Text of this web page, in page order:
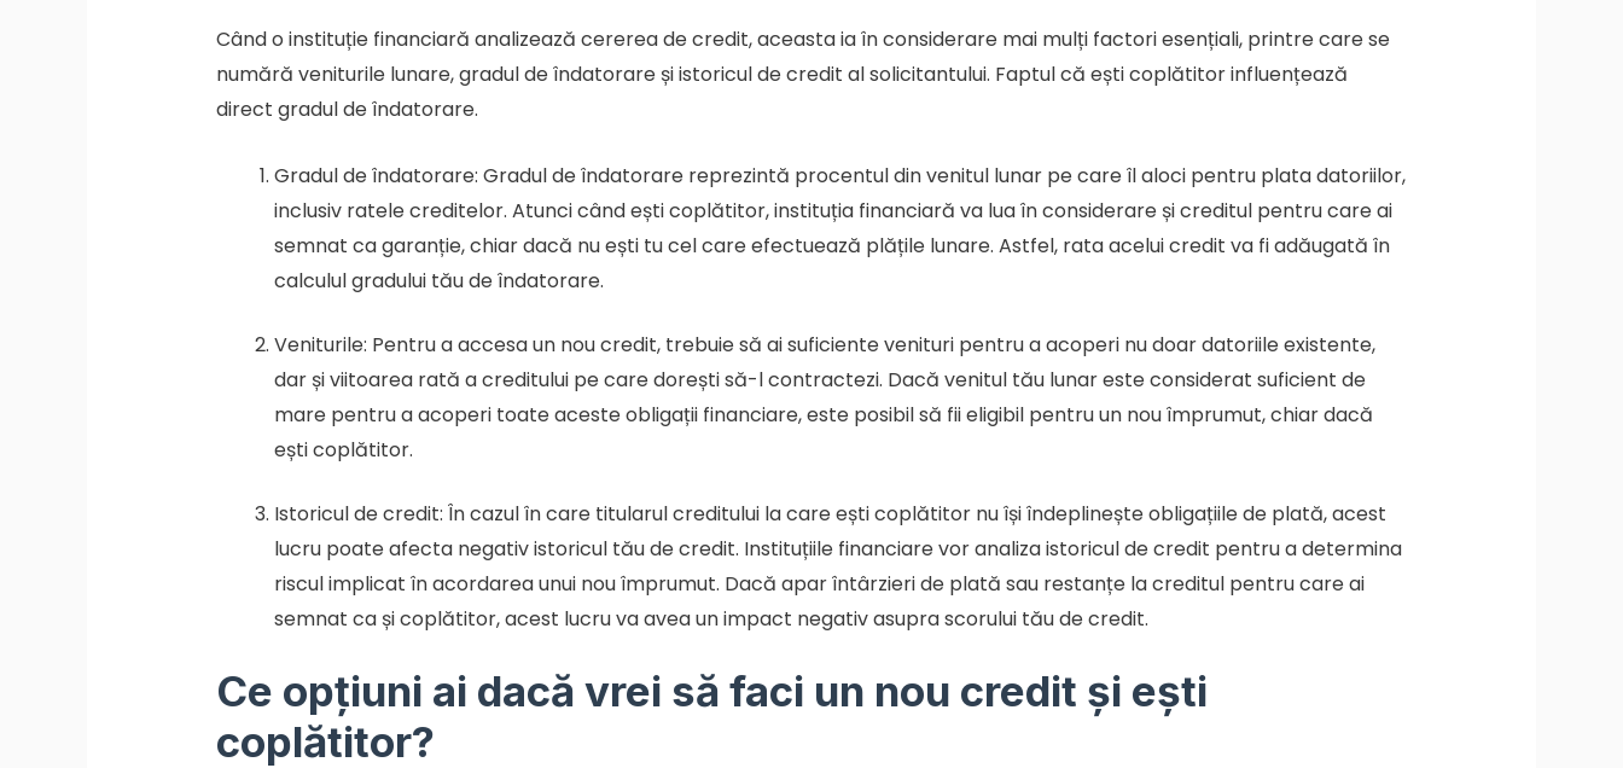
Când o instituție financiară analizează cererea de credit, aceasta ia în considerare mai mulți factori esențiali, printre care se
numără veniturile lunare, gradul de îndatorare și istoricul de credit al solicitantului. Faptul că ești coplătitor influențează
direct gradul de îndatorare.
Gradul de îndatorare: Gradul de îndatorare reprezintă procentul din venitul lunar pe care îl aloci pentru plata datoriilor,
inclusiv ratele creditelor. Atunci când ești coplătitor, instituția financiară va lua în considerare și creditul pentru care ai
semnat ca garanție, chiar dacă nu ești tu cel care efectuează plățile lunare. Astfel, rata acelui credit va fi adăugată în
calculul gradului tău de îndatorare.
Veniturile: Pentru a accesa un nou credit, trebuie să ai suficiente venituri pentru a acoperi nu doar datoriile existente,
dar și viitoarea rată a creditului pe care dorești să-l contractezi. Dacă venitul tău lunar este considerat suficient de
mare pentru a acoperi toate aceste obligații financiare, este posibil să fii eligibil pentru un nou împrumut, chiar dacă
ești coplătitor.
Istoricul de credit: În cazul în care titularul creditului la care ești coplătitor nu își îndeplinește obligațiile de plată, acest
lucru poate afecta negativ istoricul tău de credit. Instituțiile financiare vor analiza istoricul de credit pentru a determina
riscul implicat în acordarea unui nou împrumut. Dacă apar întârzieri de plată sau restanțe la creditul pentru care ai
semnat ca și coplătitor, acest lucru va avea un impact negativ asupra scorului tău de credit.
Ce opțiuni ai dacă vrei să faci un nou credit și ești
coplătitor?